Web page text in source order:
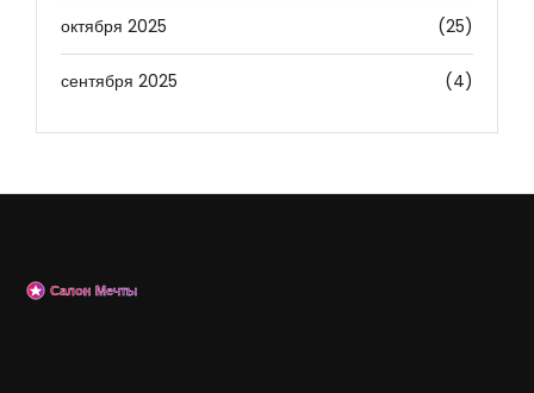
октября 2025 (25)
сентября 2025 (4)